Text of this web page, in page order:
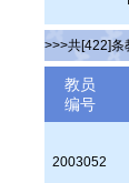
>>>共[422]条
教员
编号
2003052